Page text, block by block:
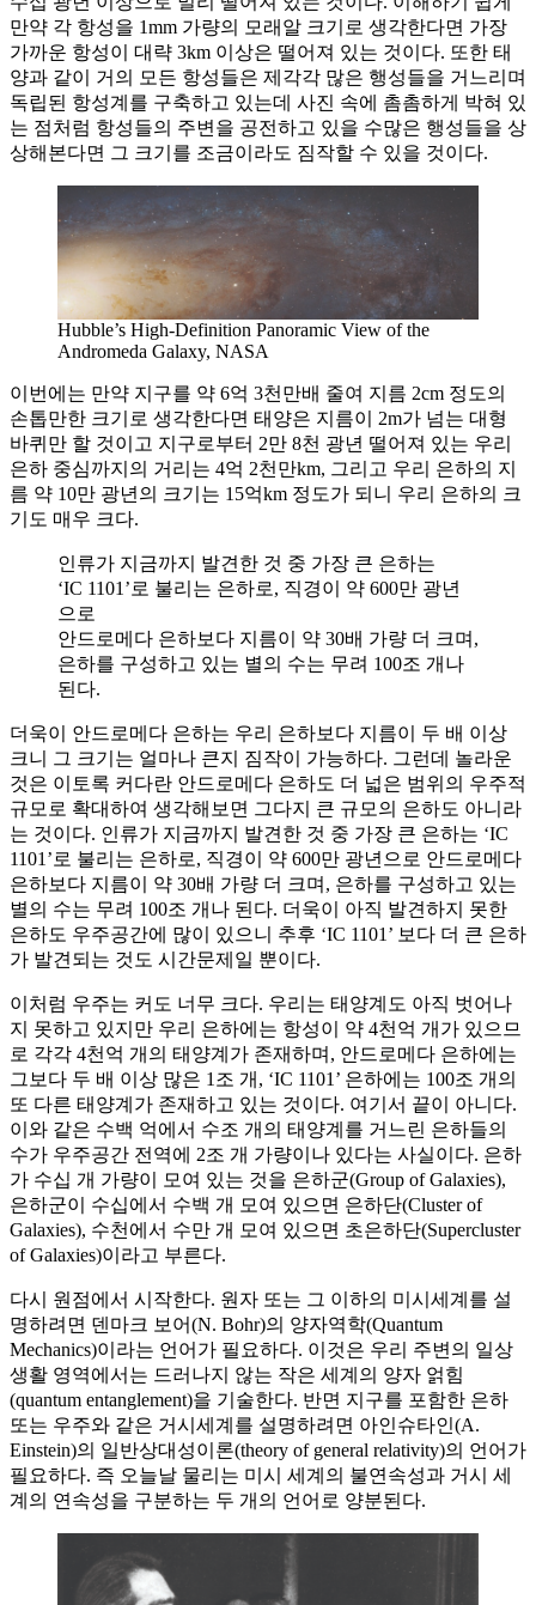
만약 각 항성을 1mm 가량의 모래알 크기로 생각한다면 가장
가까운 항성이 대략 3km 이상은 떨어져 있는 것이다. 또한 태
양과 같이 거의 모든 항성들은 제각각 많은 행성들을 거느리며
독립된 항성계를 구축하고 있는데 사진 속에 촘촘하게 박혀 있
는 점처럼 항성들의 주변을 공전하고 있을 수많은 행성들을 상
상해본다면 그 크기를 조금이라도 짐작할 수 있을 것이다.
Hubble’s High-Definition Panoramic View of the
Andromeda Galaxy, NASA
이번에는 만약 지구를 약 6억 3천만배 줄여 지름 2cm 정도의
손톱만한 크기로 생각한다면 태양은 지름이 2m가 넘는 대형
바퀴만 할 것이고 지구로부터 2만 8천 광년 떨어져 있는 우리
은하 중심까지의 거리는 4억 2천만km, 그리고 우리 은하의 지
름 약 10만 광년의 크기는 15억km 정도가 되니 우리 은하의 크
기도 매우 크다.
인류가 지금까지 발견한 것 중 가장 큰 은하는
‘IC 1101’로 불리는 은하로, 직경이 약 600만 광년
으로
안드로메다 은하보다 지름이 약 30배 가량 더 크며,
은하를 구성하고 있는 별의 수는 무려 100조 개나
된다.
더욱이 안드로메다 은하는 우리 은하보다 지름이 두 배 이상
크니 그 크기는 얼마나 큰지 짐작이 가능하다. 그런데 놀라운
것은 이토록 커다란 안드로메다 은하도 더 넓은 범위의 우주적
규모로 확대하여 생각해보면 그다지 큰 규모의 은하도 아니라
는 것이다. 인류가 지금까지 발견한 것 중 가장 큰 은하는 ‘IC
1101’로 불리는 은하로, 직경이 약 600만 광년으로 안드로메다
은하보다 지름이 약 30배 가량 더 크며, 은하를 구성하고 있는
별의 수는 무려 100조 개나 된다. 더욱이 아직 발견하지 못한
은하도 우주공간에 많이 있으니 추후 ‘IC 1101’ 보다 더 큰 은하
가 발견되는 것도 시간문제일 뿐이다.
이처럼 우주는 커도 너무 크다. 우리는 태양계도 아직 벗어나
지 못하고 있지만 우리 은하에는 항성이 약 4천억 개가 있으므
로 각각 4천억 개의 태양계가 존재하며, 안드로메다 은하에는
그보다 두 배 이상 많은 1조 개, ‘IC 1101’ 은하에는 100조 개의
또 다른 태양계가 존재하고 있는 것이다. 여기서 끝이 아니다.
이와 같은 수백 억에서 수조 개의 태양계를 거느린 은하들의
수가 우주공간 전역에 2조 개 가량이나 있다는 사실이다. 은하
가 수십 개 가량이 모여 있는 것을 은하군(Group of Galaxies),
은하군이 수십에서 수백 개 모여 있으면 은하단(Cluster of
Galaxies), 수천에서 수만 개 모여 있으면 초은하단(Supercluster
of Galaxies)이라고 부른다.
다시 원점에서 시작한다. 원자 또는 그 이하의 미시세계를 설
명하려면 덴마크 보어(N. Bohr)의 양자역학(Quantum
Mechanics)이라는 언어가 필요하다. 이것은 우리 주변의 일상
생활 영역에서는 드러나지 않는 작은 세계의 양자 얽힘
(quantum entanglement)을 기술한다. 반면 지구를 포함한 은하
또는 우주와 같은 거시세계를 설명하려면 아인슈타인(A.
Einstein)의 일반상대성이론(theory of general relativity)의 언어가
필요하다. 즉 오늘날 물리는 미시 세계의 불연속성과 거시 세
계의 연속성을 구분하는 두 개의 언어로 양분된다.